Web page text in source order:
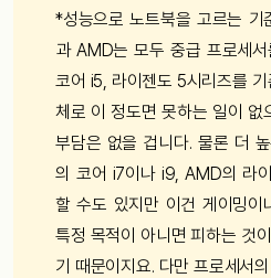
*성능으로 노트북을 고르는 기
과 AMD는 모두 중급 프로세
코어 i5, 라이젠도 5시리즈를
체로 이 정도면 못하는 일이 없
부담은 없을 겁니다. 물론 더
의 코어 i7이나 i9, AMD의 라
할 수도 있지만 이건 게이밍이
특정 목적이 아니면 피하는 것
기 때문이지요. 다만 프로세서